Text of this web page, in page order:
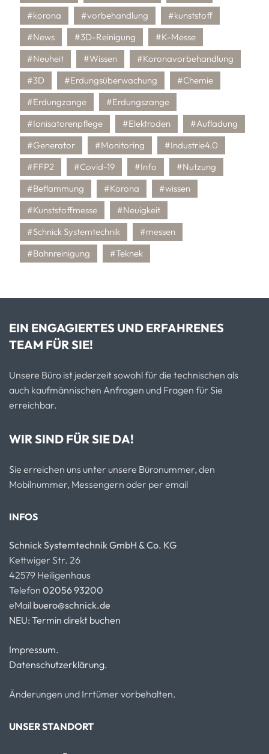
#korona
#vorbehandlung
#kunststoff
#News
#3D-Reinigung
#K-Messe
#Neuheit
#Wissen
#Koronavorbehandlung
#3D
#Erdungsüberwachung
#Chemie
#Erdungzange
#Erdungszange
#Ionisatorenpflege
#Elektroden
#Aufladung
#Generator
#Monitoring
#Industrie4.0
#FFP2
#Covid-19 #Info
#Nutzung
#Beflammung
#Korona
#wissen
#Kunststoffmesse
#Neuigkeit
#Schnick Systemtechnik
#messen
#Bahnreinigung
#Teknek
EIN ENGAGIERTES UND ERFAHRENES
TEAM FÜR SIE!
Unsere Büro ist jederzeit sowohl für die technischen als
auch kaufmännischen Anfragen und Fragen für Sie
erreichbar.
WIR SIND FÜR SIE DA!
Sie erreichen uns unter unsere Büronummer, den
Mobilnummer, Messengern oder per email
INFOS
Schnick Systemtechnik GmbH & Co. KG
Kettwiger Str. 26
42579 Heiligenhaus
Telefon 02056 93200
eMail buero@schnick.de
NEU: Termin direkt buchen
Impressum.
Datenschutzerklärung.
Änderungen und Irrtümer vorbehalten.
UNSER STANDORT